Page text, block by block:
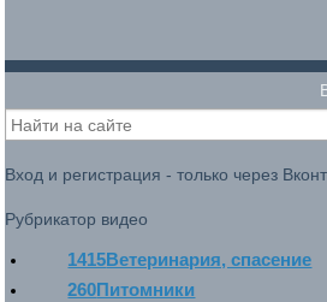
Вход и регистрация - только через
Рубрикатор видео
1415Ветеринария, спасение
260Питомники